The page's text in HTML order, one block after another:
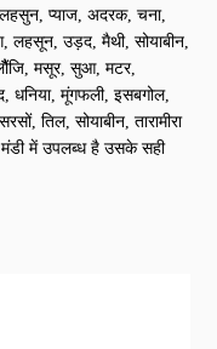
प्याज, अदरक, चना,
लहसून, उड़द, मैथी, सोयाबीन,
मसूर, सुआ, मटर,
धनिया, मूंगफली, इसबगोल,
तिल, सोयाबीन, तारामीरा
मंडी में उपलब्ध है उसके सही